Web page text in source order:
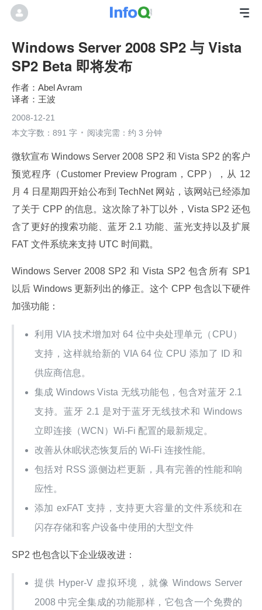
Windows Server 2008 SP2 与 Vista
SP2 Beta 即将发布
Abel Avram
王波
2008-12-21
本文字数：891 字
阅读完需：约 3 分钟
微软宣布 Windows Server 2008 SP2 和 Vista SP2 的客户
预览程序（Customer Preview Program，CPP），从 12
月 4 日星期四开始公布到 TechNet 网站，该网站已经添加
了关于 CPP 的信息。这次除了补丁以外，Vista SP2 还包
含了更好的搜索功能、蓝牙 2.1 功能、蓝光支持以及扩展
FAT 文件系统来支持 UTC 时间戳。
Windows Server 2008 SP2 和 Vista SP2 包含所有 SP1
以后 Windows 更新列出的修正。这个 CPP 包含以下硬件
加强功能：
利用 VIA 技术增加对 64 位中央处理单元（CPU）
支持，这样就给新的 VIA 64 位 CPU 添加了 ID 和
供应商信息。
集成 Windows Vista 无线功能包，包含对蓝牙 2.1
支持。蓝牙 2.1 是对于蓝牙无线技术和 Windows
立即连接（WCN）Wi-Fi 配置的最新规定。
改善从休眠状态恢复后的 Wi-Fi 连接性能。
包括对 RSS 源侧边栏更新，具有完善的性能和响
应性。
添加 exFAT 支持，支持更大容量的文件系统和在
闪存存储和客户设备中使用的大型文件
SP2 也包含以下企业级改进：
提供 Hyper-V 虚拟环境，就像 Windows Server
2008 中完全集成的功能那样，它包含一个免费的